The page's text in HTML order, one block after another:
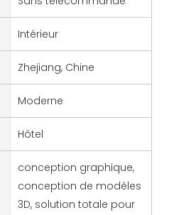
Intérieur
Zhejiang, Chine
Moderne
Hôtel
conception graphique,
conception de modèles
3D, solution totale pour